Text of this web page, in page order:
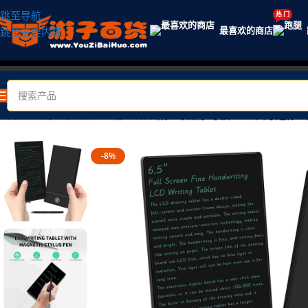
跳至导航
跳至主要内容
最喜欢的商店
热 门
首页/店铺/电脑及办公/输入设备/成人液晶手写板：6.5英寸迷你
-8%